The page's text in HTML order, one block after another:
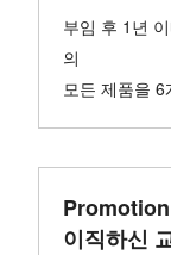
부임 후 1년
의
모든 제품을
이직하신